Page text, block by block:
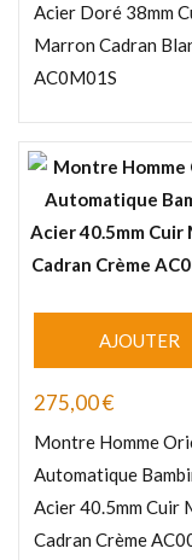
Acier Doré 38mm
Marron Cadran
AC0M01S
AJOUTER
275,00€
Montre Homme
Automatique
Acier 40.5mm Cuir
Cadran Crème